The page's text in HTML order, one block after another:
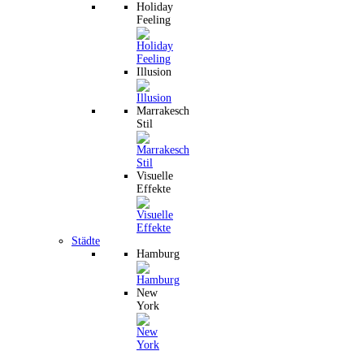
Holiday
Feeling
Illusion
Marrakesch
Stil
Visuelle
Effekte
Städte
Hamburg
New
York